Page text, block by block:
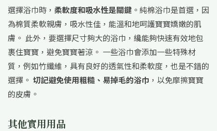
選擇浴巾時， 柔軟度和吸水性是關鍵 。純棉浴巾是首選，因
為棉質柔軟親膚，吸水性佳，能溫和地呵護寶寶嬌嫩的肌
膚。 此外，要選擇尺寸夠大的浴巾，纔能夠快速有效地包
裹住寶寶，避免寶寶著涼。 一些浴巾會添加一些特殊材
質，例如竹纖維，具有良好的透氣性和柔軟度，也是不錯的
選擇。 切記避免使用粗糙、易掉毛的浴巾 ，以免摩擦寶寶
的皮膚。
其他實用用品